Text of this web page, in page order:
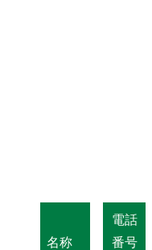
名称
電話
番号